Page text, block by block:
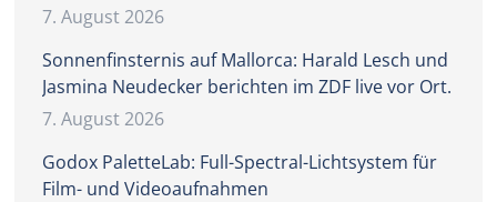
7. August 2026
Sonnenfinsternis auf Mallorca: Harald Lesch und
Jasmina Neudecker berichten im ZDF live vor Ort.
7. August 2026
Godox PaletteLab: Full-Spectral-Lichtsystem für
Film- und Videoaufnahmen